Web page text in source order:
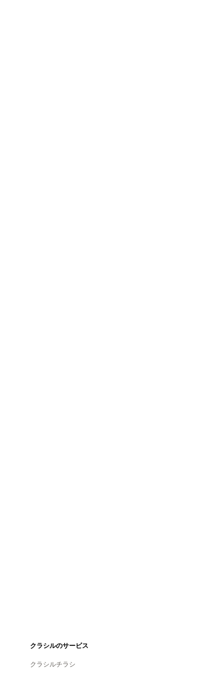
クラシルのサービス
クラシルチラシ